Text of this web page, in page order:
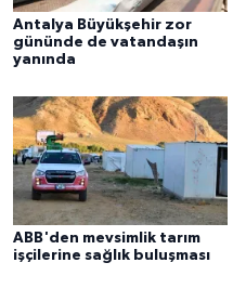
Antalya Büyükşehir zor
gününde de vatandaşın
yanında
ABB'den mevsimlik tarım
işçilerine sağlık buluşması